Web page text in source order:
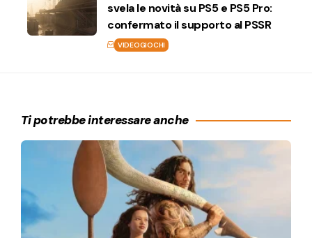
svela le novità su PS5 e PS5 Pro:
confermato il supporto al PSSR
VIDEOGIOCHI
Ti potrebbe interessare anche